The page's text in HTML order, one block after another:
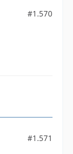
#1.570
#1.571